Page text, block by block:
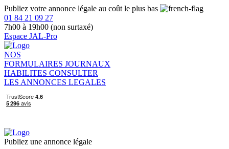
Publiez votre annonce légale au coût le plus bas
01 84 21 09 27
7h00 à 19h00 (non surtaxé)
Espace JAL-Pro
NOS
FORMULAIRES JOURNAUX
HABILITES CONSULTER
LES ANNONCES LEGALES
Publiez une annonce légale